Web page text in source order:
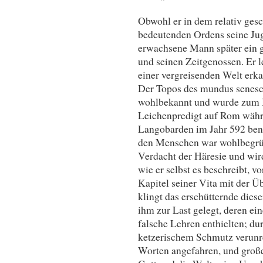
Obwohl er in dem relativ
bedeutenden Ordens seine
erwachsene Mann später ein
und seinen Zeitgenossen. Er
einer vergreisenden Welt
Der Topos des mundus
wohlbekannt und wurde
Leichenpredigt auf Rom
Langobarden im Jahr 592
den Menschen war
Verdacht der Häresie und
wie er selbst es beschreibt,
Kapitel seiner Vita mit der
klingt das erschütternde
ihm zur Last gelegt, deren
falsche Lehren enthielten;
ketzerischem Schmutz
Worten angefahren, und